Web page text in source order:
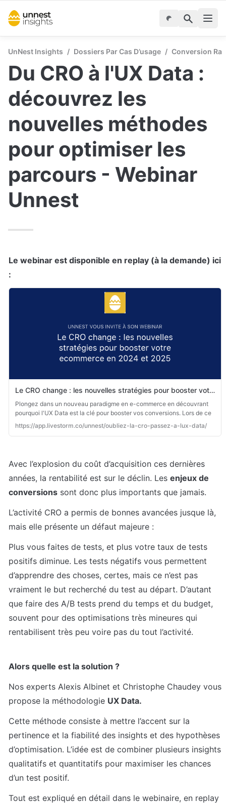
UnNest Insights / Dossiers Par Cas D’usage / Conversion
Du CRO à l'UX Data :
découvrez les
nouvelles méthodes
pour optimiser les
parcours - Webinar
Unnest
Le webinar est disponible en replay (à la demande) ici
:
Le CRO change : les nouvelles stratégies pour booster votre ecommerce en 2024 et 2025 | unnest
Plongez dans un nouveau paradigme en e-commerce en découvrant
pourquoi l'UX Data est la clé pour booster vos conversions. Lors de ce
webinaire exclusif, vous apprendrez comment améliorer votre appr...
https://app.livestorm.co/unnest/oubliez-la-cro-passez-a-lux-data/
Avec l’explosion du coût d’acquisition ces dernières
années, la rentabilité est sur le déclin. Les enjeux de
conversions sont donc plus importants que jamais.
L’activité CRO a permis de bonnes avancées jusque là,
mais elle présente un défaut majeure :
Plus vous faites de tests, et plus votre taux de tests
positifs diminue. Les tests négatifs vous permettent
d’apprendre des choses, certes, mais ce n’est pas
vraiment le but recherché du test au départ. D’autant
que faire des A/B tests prend du temps et du budget,
souvent pour des optimisations très mineures qui
rentabilisent très peu voire pas du tout l’activité.
Alors quelle est la solution ?
Nos experts Alexis Albinet et Christophe Chaudey vous
propose la méthodologie UX Data.
Cette méthode consiste à mettre l’accent sur la
pertinence et la fiabilité des insights et des hypothèses
d’optimisation. L’idée est de combiner plusieurs insights
qualitatifs et quantitatifs pour maximiser les chances
d’un test positif.
Tout est expliqué en détail dans le webinaire, en replay